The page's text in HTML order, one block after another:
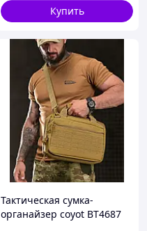
Купить
Тактическая сумка-
органайзер coyot ВТ4687